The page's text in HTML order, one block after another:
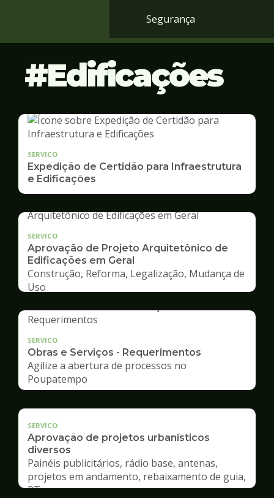
Segurança
Edificações
SERVICO
Expedição de Certidão para Infraestrutura
e Edificações
SERVICO
Aprovação de Projeto Arquitetônico de
Edificações em Geral
Construção, Reforma, Legalização, Mudança de
Uso
SERVICO
Obras e Serviços - Requerimentos
Agilize a abertura de processos no
Poupatempo
SERVICO
Aprovação de projetos urbanísticos
diversos
Painéis publicitários, rádio base, antenas,
projetos em andamento, rebaixamento de guia,
RT